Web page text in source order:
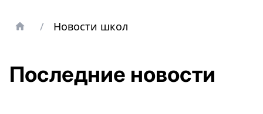
/ Новости школ
Последние новости